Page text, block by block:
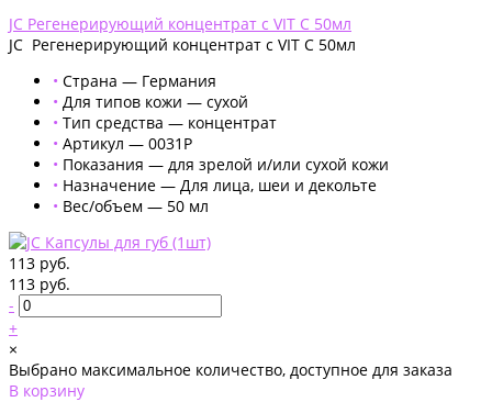
JC Регенерирующий концентрат с VIT C 50мл
JC Регенерирующий концентрат с VIT C 50мл
• Страна — Германия
• Для типов кожи — сухой
• Тип средства — концентрат
• Артикул — 0031P
• Показания — для зрелой и/или сухой кожи
• Назначение — Для лица, шеи и декольте
• Вес/объем — 50 мл
113 руб.
113 руб.
-
+
×
Выбрано максимальное количество, доступное для заказа
В корзину